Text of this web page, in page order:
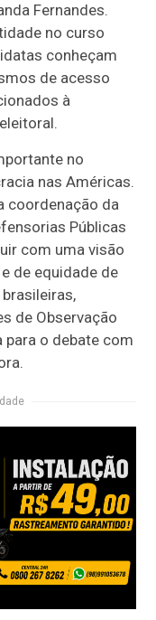
Fernandes.
no curso
conheçam
de acesso
à
no
nas Américas.
coordenação da
Públicas
com uma visão
de equidade de
de Observação
para o debate com
.